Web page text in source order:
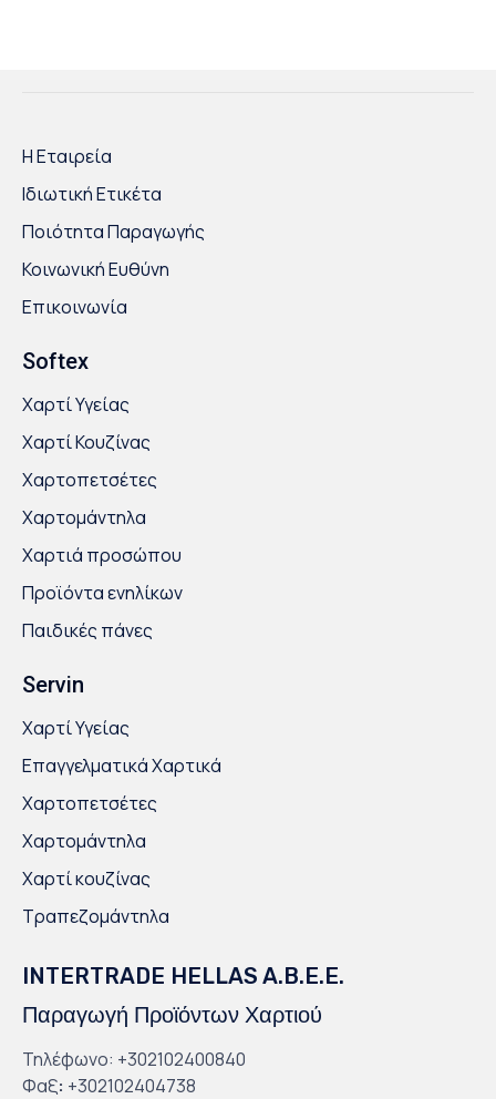
Η Εταιρεία
Ιδιωτική Ετικέτα
Ποιότητα Παραγωγής
Κοινωνική Ευθύνη
Επικοινωνία
Softex
Χαρτί Υγείας
Χαρτί Κουζίνας
Χαρτοπετσέτες
Χαρτομάντηλα
Χαρτιά προσώπου
Προϊόντα ενηλίκων
Παιδικές πάνες
Servin
Χαρτί Υγείας
Επαγγελματικά Χαρτικά
Χαρτοπετσέτες
Χαρτομάντηλα
Χαρτί κουζίνας
Τραπεζομάντηλα
INTERTRADE HELLAS A.B.E.E.
Παραγωγή Προϊόντων Χαρτιού
Τηλέφωνο: +302102400840
Φαξ: +302102404738